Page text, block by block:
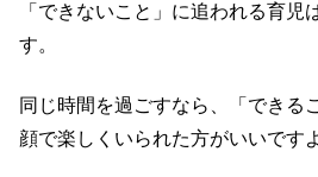
「できないこと」に追われる育児
す。
同じ時間を過ごすなら、「できる
顔で楽しくいられた方がいいです